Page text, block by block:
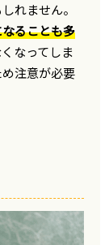
れません。
ることも多
なってしま
注意が必要